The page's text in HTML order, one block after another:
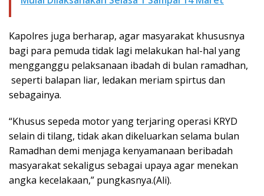
Kapolres juga berharap, agar masyarakat khususnya
bagi para pemuda tidak lagi melakukan hal-hal yang
mengganggu pelaksanaan ibadah di bulan ramadhan,
seperti balapan liar, ledakan meriam spirtus dan
sebagainya.
“Khusus sepeda motor yang terjaring operasi KRYD
selain di tilang, tidak akan dikeluarkan selama bulan
Ramadhan demi menjaga kenyamanaan beribadah
masyarakat sekaligus sebagai upaya agar menekan
angka kecelakaan,” pungkasnya.(Ali).